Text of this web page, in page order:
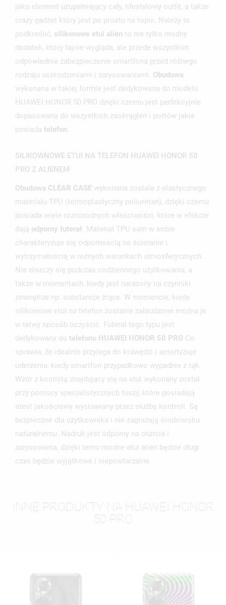
jako element uzupełniający cały, lifestylowy outfit, a także
crazy gadżet który jest po prostu na topie. Należy to
podkreślić, silikonowe etui alien to nie tylko modny
dodatek, który fajnie wygląda, ale przede wszystkim
odpowiednie zabezpieczenie smartfona przed różnego
rodzaju uszkodzeniami i zarysowaniami. Obudowa
wykonana w takiej formie jest dedykowana do modelu
HUAWEI HONOR 50 PRO dzięki czemu jest perfekcyjnie
dopasowana do wszystkich zaokrągleń i portów jakie
posiada telefon
SILIKOWNOWE ETUI NA TELEFON HUAWEI HONOR 50
PRO Z ALIENEM
Obudowa CLEAR CASE wykonana została z elastycznego
materiału TPU (termoplastyczny poliuretan), dzięki czemu
posiada wiele różnorodnych właściwości, które w efekcie
dają odporny futerał
. Materiał TPU sam w sobie
charakteryzuje się odpornością na ścieranie i
wytrzymałością w rożnych warunkach atmosferycznych.
Nie niszczy się podczas codziennego użytkowania, a
także w momentach, kiedy jest narażony na czynniki
zewnętrze np. substancje żrące. W momencie, kiedy
silikonowe etui na telefon zostanie zabrudzone można je
w łatwy sposób oczyścić. Futerał tego typu jest
dedykowany do telefonu HUAWEI HONOR 50 PRO Co
sprawia, że idealnie przylega do krawędzi i amortyzuje
uderzenia, kiedy smartfon przypadkowo wypadnie z rąk.
Wzór z kosmitą znajdujący się na etui wykonany został
przy pomocy specjalistycznych tuszy, które posiadają
atest jakościowy wystawiany przez służbę kontroli. Są
bezpieczne dla użytkownika i nie zagrażają środowisku
naturalnemu. Nadruk jest odporny na otarcia i
zarysowania, dzięki temu modne etui alien będzie długi
czas będzie wyjątkowe i niepowtarzalne.
INNE PRODUKTY NA HUAWEI HONOR
50 PRO
MOJE LISTY ŻYCZEŃ
UTWÓRZ LISTĘ ŻYCZEŃ
ANULUJ UTWÓRZ LISTĘ ŻYCZEŃ
ZALOGUJ SIĘ
MUSISZ BYĆ ZALOGOWANY BY ZAPISAĆ PRODUKTY NA
SWOJEJ LIŚCIE ŻYCZEŃ.
ANULUJ ZALOGUJ SIĘ